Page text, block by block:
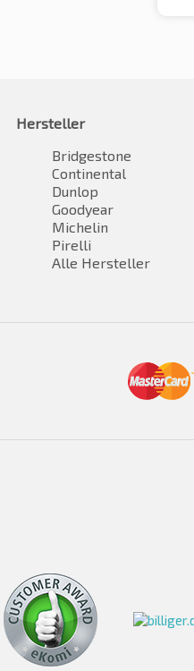
Hersteller
Bridgestone
Continental
Dunlop
Goodyear
Michelin
Pirelli
Alle Hersteller